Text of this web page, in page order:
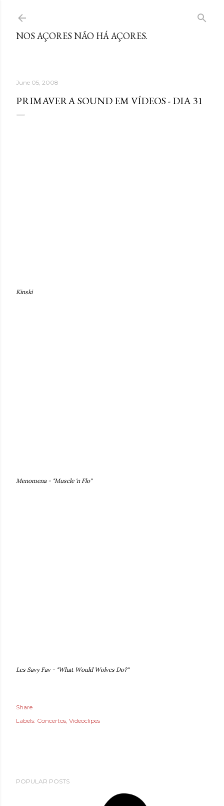
NOS AÇORES NÃO HÁ AÇORES.
June 05, 2008
PRIMAVERA SOUND EM VÍDEOS - DIA 31
Kinski
Menomena - "Muscle 'n Flo"
Les Savy Fav - "What Would Wolves Do?"
Share
Labels: Concertos Videoclipes
POPULAR POSTS